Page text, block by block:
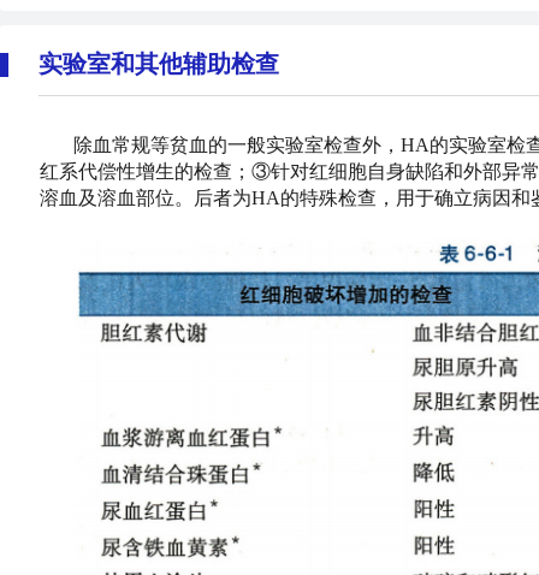
实验室和其他辅助检查
除血常规等贫血的一般实验室检查外，HA的实验室
红系代偿性增生的检查；③针对红细胞自身缺陷和外部异
溶血及溶血部位。后者为HA的特殊检查，用于确立病因和